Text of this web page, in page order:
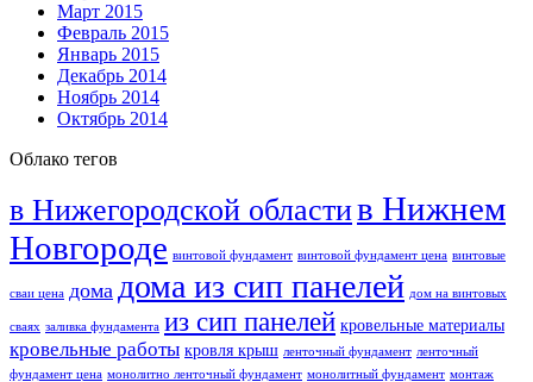
Март 2015
Февраль 2015
Январь 2015
Декабрь 2014
Ноябрь 2014
Октябрь 2014
Облако тегов
в Нижегородской областив Нижнем
Новгороде винтовой фундамент винтовой фундамент цена винтовые
сваи цена дома дома из сип панелей дом на винтовых
сваях заливка фундамента из сип панелей кровельные материалы
кровельные работы кровля крыш ленточный фундамент ленточный
фундамент цена монолитно ленточный фундамент монолитный фундамент монтаж